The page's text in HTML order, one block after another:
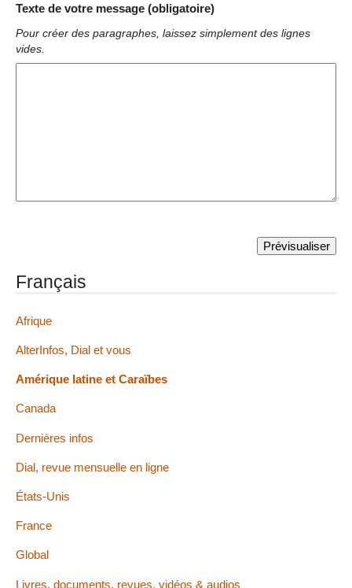
Texte de votre message (obligatoire)
Pour créer des paragraphes, laissez simplement des lignes
vides.
Français
Afrique
AlterInfos, Dial et vous
Amérique latine et Caraïbes
Canada
Dernières infos
Dial, revue mensuelle en ligne
États-Unis
France
Global
Livres, documents, revues, vidéos & audios